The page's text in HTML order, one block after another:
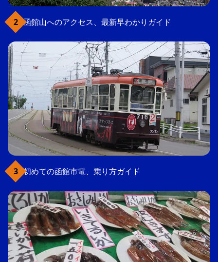
函館山へのアクセス、最新早わかりガイド
初めての函館市電、乗り方ガイド